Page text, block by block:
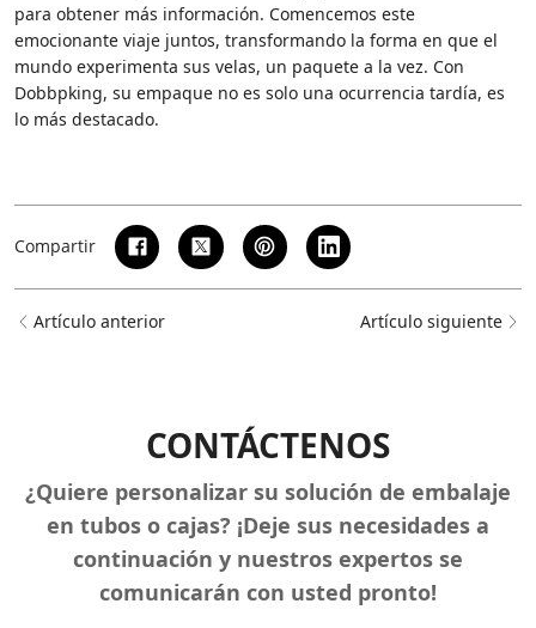
para obtener más información. Comencemos este
emocionante viaje juntos, transformando la forma en que el
mundo experimenta sus velas, un paquete a la vez. Con
Dobbpking, su empaque no es solo una ocurrencia tardía, es
lo más destacado.
Compartir
Artículo anterior Artículo siguiente
CONTÁCTENOS
¿Quiere personalizar su solución de embalaje
en tubos o cajas? ¡Deje sus necesidades a
continuación y nuestros expertos se
comunicarán con usted pronto!